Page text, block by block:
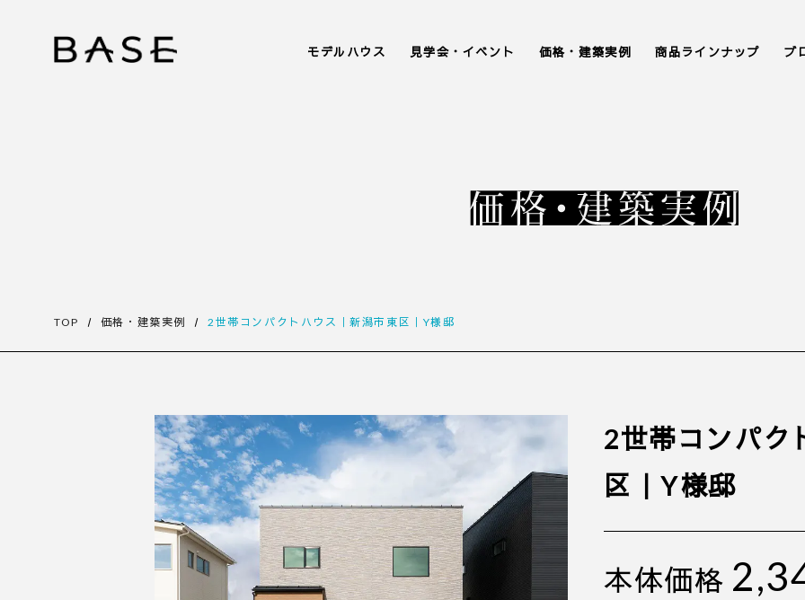
モデルハウス 見学会・イベント 価格・建築実例 商品ラインナップ ブ
TOP 価格・建築実例 2世帯コンパクトハウス｜新潟市東区｜Y様邸
2世帯コンパク
区｜Y様邸
本体価格